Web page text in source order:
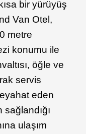
bir yürüyüş
Van Otel,
metre
konumu ile
öğle ve
servis
eden
ulaşım